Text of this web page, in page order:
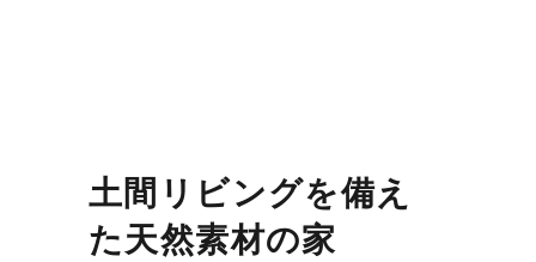
土間リビングを備え
た天然素材の家